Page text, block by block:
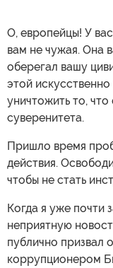
О, европейцы! У
вам не чужая. Она
оберегал вашу
этой
уничтожить то,
суверенитета.
Пришло время
действия.
чтобы не стать
Когда я уже почти
неприятную
публично призвал
коррупционером